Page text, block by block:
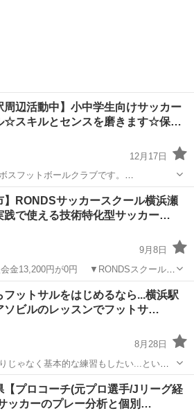
周辺活動中】小中学生向けサッカー
☆スキルとセンスを磨きます☆保…
12月17日
スフットボールクラブです。
」をコンセプトに掲げ、いつまでも、ど
しんでもらえるように、様々なことを伝
】RONDSサッカースクール横浜瀬
践で使える技術特化型サッカー…
9月8日
soccer_school/ ＝＝ー＝
サッカー YouTube
フットサルをはじめるなら...横浜駅
ソビルのレッスンでフットサ…
8月28日
じゃなく基本的な練習もしたい...という
RGBFCの指導者がおしえ
ー
【プロコーチ(元プロ選手/Jリーグ経
ッカーのプレー分析と個別…